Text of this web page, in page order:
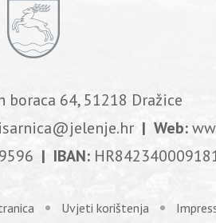
boraca 64, 51218 Dražice
| Web:
| IBAN:
Uvjeti korištenja